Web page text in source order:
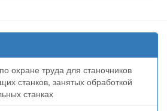
охране труда для станочников
станков, занятых обработкой
станках